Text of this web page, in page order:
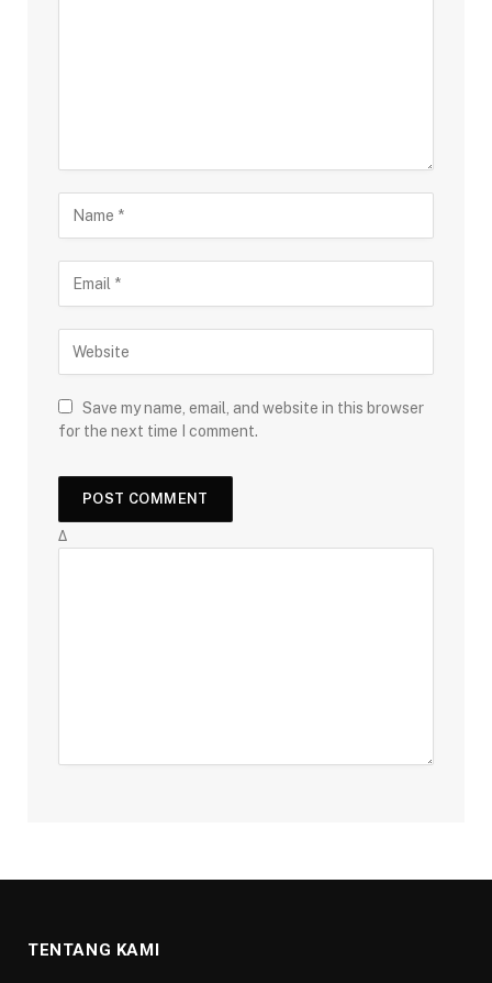
Save my name, email, and website in this browser
for the next time I comment.
Δ
TENTANG KAMI